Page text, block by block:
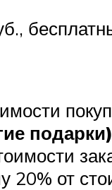
подарки)
20% от